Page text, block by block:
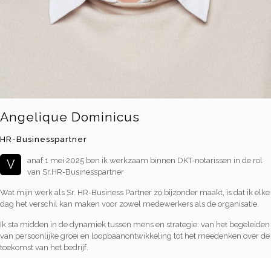
Angelique Dominicus
HR-Businesspartner
V
anaf 1 mei 2025 ben ik werkzaam binnen DKT-notarissen in de rol
van Sr.HR-Businesspartner
Wat mijn werk als Sr. HR-Business Partner zo bijzonder maakt, is dat ik elke
dag het verschil kan maken voor zowel medewerkers als de organisatie.
Ik sta midden in de dynamiek tussen mens en strategie: van het begeleiden
van persoonlijke groei en loopbaanontwikkeling tot het meedenken over de
toekomst van het bedrijf.